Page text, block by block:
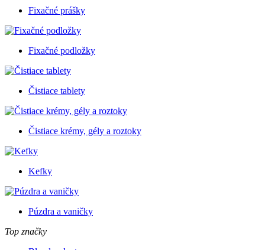
Fixačné prášky
Fixačné podložky
Čistiace tablety
Čistiace krémy, gély a roztoky
Kefky
Púzdra a vaničky
Top značky